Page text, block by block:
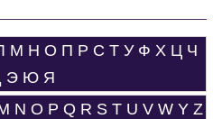
М Н О П Р С Т У Ф Х Ц Ч
Э Ю Я
N O P Q R S T U V W Y Z